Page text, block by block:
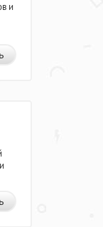
и